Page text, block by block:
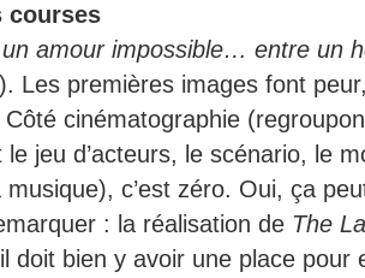
courses
amour impossible… entre un
Les premières images font
cinématographie
le jeu d’acteurs, le scénario, le
musique), c’est zéro. Oui, ça
: la réalisation de The
doit bien y avoir une place pour